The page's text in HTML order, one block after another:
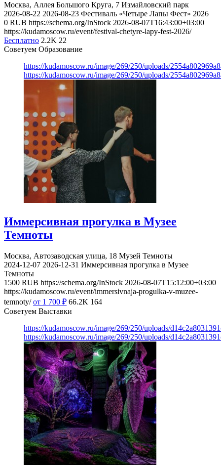
Москва, Аллея Большого Круга, 7 Измайловский парк
2026-08-22 2026-08-23 Фестиваль «Четыре Лапы Фест» 2026
0 RUB https://schema.org/InStock 2026-08-07T16:43:00+03:00
https://kudamoscow.ru/event/festival-chetyre-lapy-fest-2026/
Бесплатно 2.2K 22
Советуем Образование
https://kudamoscow.ru/image/269/250/uploads/
https://kudamoscow.ru/image/269/250/uploads/
Иммерсивная прогулка в Музее
Темноты
Москва, Автозаводская улица, 18 Музей Темноты
2024-12-07 2026-12-31 Иммерсивная прогулка в Музее
Темноты
1500 RUB https://schema.org/InStock 2026-08-07T15:12:00+03:00
https://kudamoscow.ru/event/immersivnaja-progulka-v-muzee-
temnoty/ от 1 700 ₽ 66.2K 164
Советуем Выставки
https://kudamoscow.ru/image/269/250/uploads/
https://kudamoscow.ru/image/269/250/uploads/